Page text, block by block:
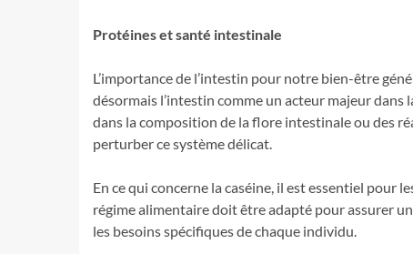
Protéines et santé intestinale
L’importance de l’intestin pour notre bien-être
désormais l’intestin comme un acteur majeur
dans la composition de la flore intestinale ou des
perturber ce système délicat.
En ce qui concerne la caséine, il est essentiel pour
régime alimentaire doit être adapté pour assurer
les besoins spécifiques de chaque individu.